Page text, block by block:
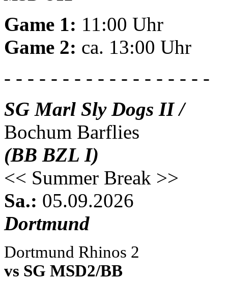
Game 1: 11:00 Uhr
Game 2: ca. 13:00 Uhr
- - - - - - - - - - - - - - - - - -
SG Marl Sly Dogs II /
Bochum Barflies
(BB BZL I)
<< Summer Break >>
Sa.: 05.09.2026
Dortmund
Dortmund Rhinos 2
vs SG MSD2/BB